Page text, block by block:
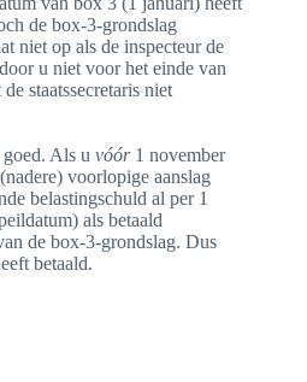
de box-3-grondslag
niet op als de inspecteur de
u niet voor het einde van
staatssecretaris niet
Als u vóór 1 november
voorlopige aanslag
belastingschuld al per 1
als betaald
de box-3-grondslag. Dus
betaald.